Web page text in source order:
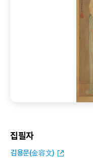
집필자
김용문(金容文)